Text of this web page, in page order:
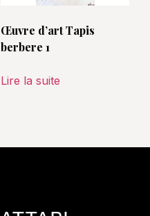
Œuvre d’art Tapis
berbere 1
Lire la suite